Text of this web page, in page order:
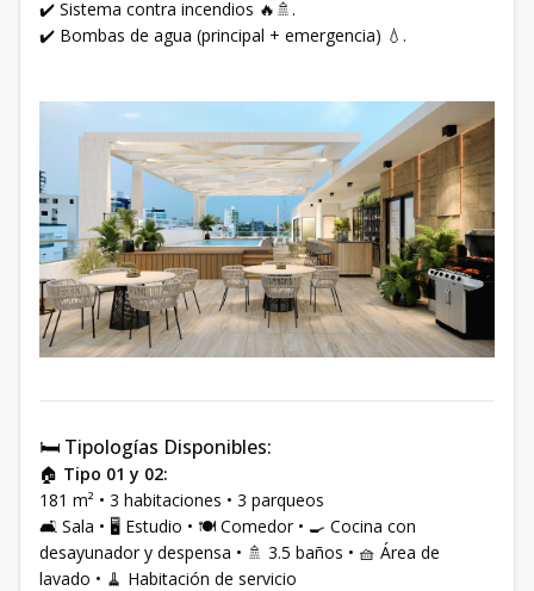
✔️ Sistema contra incendios 🔥🚿.
✔️ Bombas de agua (principal + emergencia) 💧.
🛏️ Tipologías Disponibles:
🏠 Tipo 01 y 02:
181 m² • 3 habitaciones • 3 parqueos
🛋 Sala • 🖥 Estudio • 🍽 Comedor • 🍳 Cocina con
desayunador y despensa • 🚿 3.5 baños • 🧺 Área de
lavado • 🧹 Habitación de servicio